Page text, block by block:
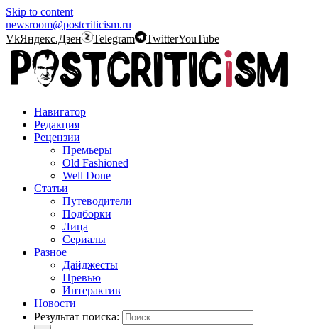
Skip to content
newsroom@postcriticism.ru
VkЯндекс.Дзен Telegram TwitterYouTube
Навигатор
Редакция
Рецензии
Премьеры
Old Fashioned
Well Done
Статьи
Путеводители
Подборки
Лица
Сериалы
Разное
Дайджесты
Превью
Интерактив
Новости
Результат поиска: